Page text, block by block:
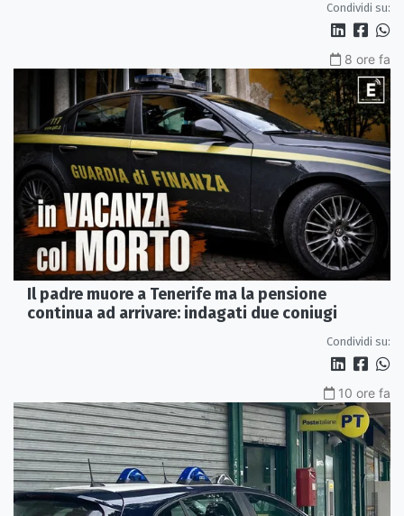
Condividi su:
8 ore fa
Il padre muore a Tenerife ma la pensione
continua ad arrivare: indagati due coniugi
Condividi su:
10 ore fa